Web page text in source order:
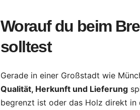
Worauf du beim
solltest
Gerade in einer Großstadt wie
Qualität, Herkunft und Lieferung
begrenzt ist oder das Holz direkt